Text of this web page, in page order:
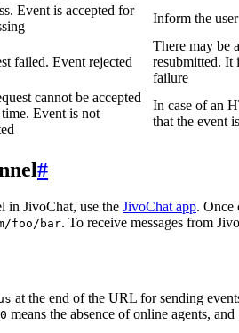
Event is accepted for
Inform the
failed. Event rejected
There may be
resubmitted. It
failure
cannot be accepted
Event is not
In case of an
that the event
#
in JivoChat, use the JivoChat app. Once
foo/bar. To receive messages from
at the end of the URL for sending
0 means the absence of online agents, and